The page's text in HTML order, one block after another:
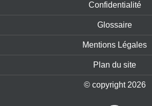
Confidentialité
Glossaire
Mentions Légales
Plan du site
© copyright 2026